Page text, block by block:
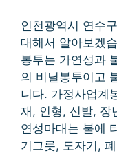
인천광역시 연수
대해서 알아보겠
봉투는 가연성과
의 비닐봉투이고
니다. 가정사업계
재, 인형, 신발, 장
연성마대는 불에
기그릇, 도자기,